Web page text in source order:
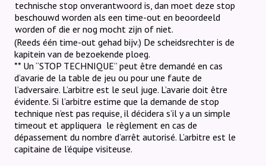
technische stop onverantwoord is, dan moet deze stop
beschouwd worden als een time-out en beoordeeld
worden of die er nog mocht zijn of niet.
(Reeds één time-out gehad bijv.) De scheidsrechter is de
kapitein van de bezoekende ploeg.
** Un “STOP TECHNIQUE” peut être demandé en cas
d’avarie de la table de jeu ou pour une faute de
l’adversaire. L’arbitre est le seul juge. L’avarie doit être
évidente. Si l’arbitre estime que la demande de stop
technique n’est pas requise, il décidera s’il y a un simple
timeout et appliquera le règlement en cas de
dépassement du nombre d’arrêt autorisé. L’arbitre est le
capitaine de l’équipe visiteuse.